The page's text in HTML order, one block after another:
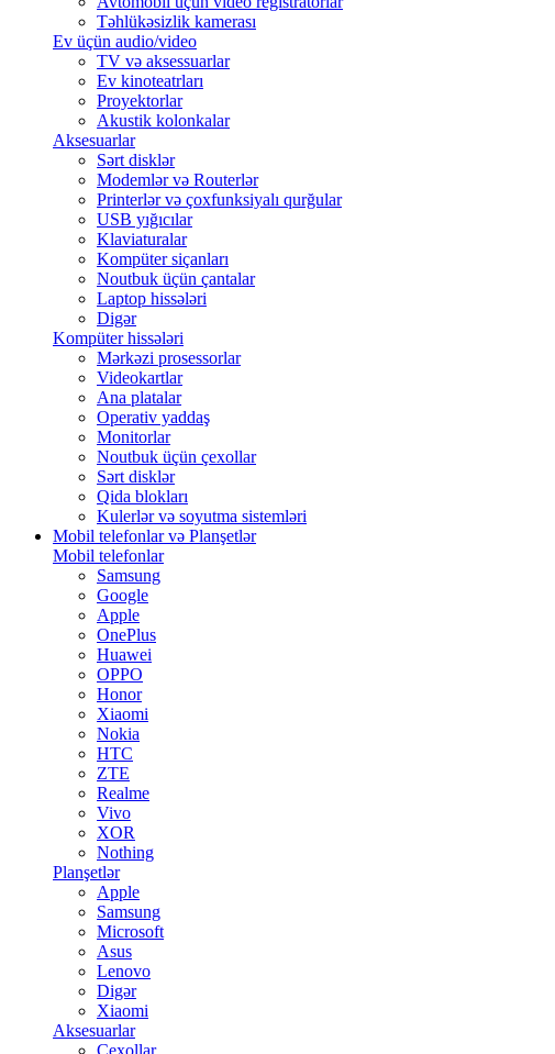
Təhlükəsizlik kamerası
Ev üçün audio/video
TV və aksessuarlar
Ev kinoteatrları
Proyektorlar
Akustik kolonkalar
Aksesuarlar
Sərt disklər
Modemlər və Routerlər
Printerlər və çoxfunksiyalı qurğular
USB yığıcılar
Klaviaturalar
Kompüter siçanları
Noutbuk üçün çantalar
Laptop hissələri
Digər
Kompüter hissələri
Mərkəzi prosessorlar
Videokartlar
Ana platalar
Operativ yaddaş
Monitorlar
Noutbuk üçün çexollar
Sərt disklər
Qida blokları
Kulerlər və soyutma sistemləri
Mobil telefonlar və Planşetlər
Mobil telefonlar
Samsung
Google
Apple
OnePlus
Huawei
OPPO
Honor
Xiaomi
Nokia
HTC
ZTE
Realme
Vivo
XOR
Nothing
Planşetlər
Apple
Samsung
Microsoft
Asus
Lenovo
Digər
Xiaomi
Aksesuarlar
Çexollar